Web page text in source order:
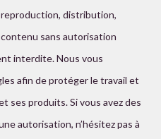
distribution,
sans autorisation
interdite. Nous vous
afin de protéger le travail et
ses produits. Si vous avez des
autorisation, n’hésitez pas à